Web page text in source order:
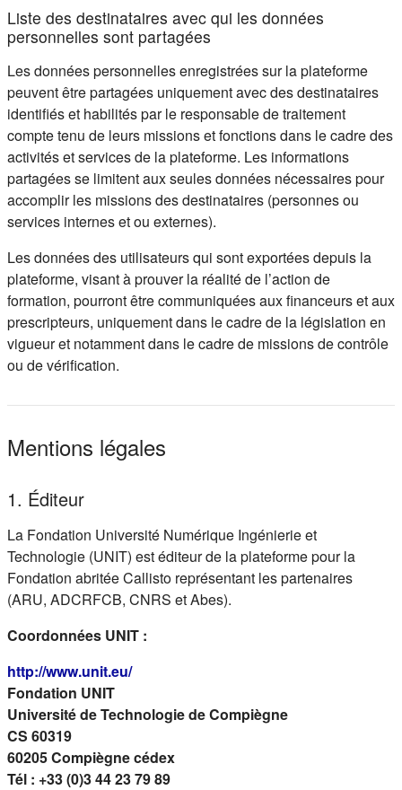
Liste des destinataires avec qui les données
personnelles sont partagées
Les données personnelles enregistrées sur la plateforme
peuvent être partagées uniquement avec des destinataires
identifiés et habilités par le responsable de traitement
compte tenu de leurs missions et fonctions dans le cadre des
activités et services de la plateforme. Les informations
partagées se limitent aux seules données nécessaires pour
accomplir les missions des destinataires (personnes ou
services internes et ou externes).
Les données des utilisateurs qui sont exportées depuis la
plateforme, visant à prouver la réalité de l’action de
formation, pourront être communiquées aux financeurs et aux
prescripteurs, uniquement dans le cadre de la législation en
vigueur et notamment dans le cadre de missions de contrôle
ou de vérification.
Mentions légales
1. Éditeur
La Fondation Université Numérique Ingénierie et
Technologie (UNIT) est éditeur de la plateforme pour la
Fondation abritée Callisto représentant les partenaires
(ARU, ADCRFCB, CNRS et Abes).
Coordonnées UNIT :
http://www.unit.eu/(s'ouvre dans un nouvel onglet)
Fondation UNIT
Université de Technologie de Compiègne
CS 60319
60205 Compiègne cédex
Tél : +33 (0)3 44 23 79 89